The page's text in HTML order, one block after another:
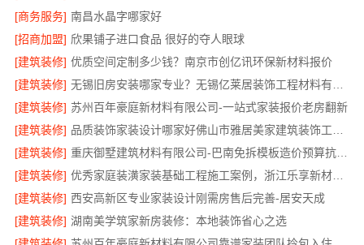
[商务服务] 南昌水晶字哪家好
[招商加盟] 欣果铺子进口食品 很好的夺人眼球
[建筑装修] 优质空间定制多少钱？南京市创亿讯环保新材料报价
[建筑装修]
[建筑装修] 苏州百年豪庭新材料有限公司-一站式家装报价老房翻新
[建筑装修]
[建筑装修]
重庆御墅建筑材料有限公司-巴南免拆模板造价预算抗震防风
[建筑装修]
优秀家庭装潢家装基础工程施工案例，浙江乐享新材料有限公司
[建筑装修] 西安高新区专业家装设计刚需房售后完善-居安天成
[建筑装修] 湖南美学筑家新房装修：本地装饰省心之选